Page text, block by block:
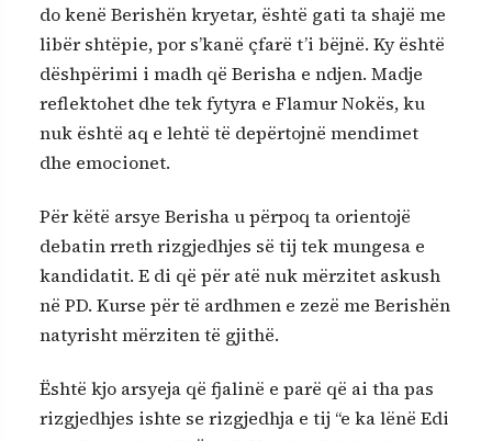
do kenë Berishën kryetar, është gati ta shajë me
libër shtëpie, por s’kanë çfarë t’i bëjnë. Ky është
dëshpërimi i madh që Berisha e ndjen. Madje
reflektohet dhe tek fytyra e Flamur Nokës, ku
nuk është aq e lehtë të depërtojnë mendimet
dhe emocionet.
Për këtë arsye Berisha u përpoq ta orientojë
debatin rreth rizgjedhjes së tij tek mungesa e
kandidatit. E di që për atë nuk mërzitet askush
në PD. Kurse për të ardhmen e zezë me Berishën
natyrisht mërziten të gjithë.
Është kjo arsyeja që fjalinë e parë që ai tha pas
rizgjedhjes ishte se rizgjedhja e tij “e ka lënë Edi